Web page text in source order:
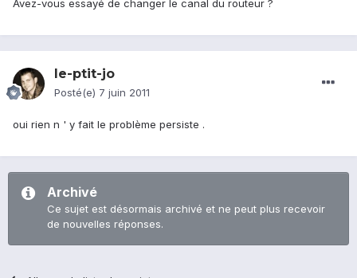
Avez-vous essayé de changer le canal du routeur ?
le-ptit-jo
Posté(e) 7 juin 2011
oui rien n ' y fait le problème persiste .
Archivé
Ce sujet est désormais archivé et ne peut plus recevoir
de nouvelles réponses.